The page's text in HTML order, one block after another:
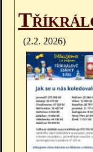
(2.2. 2026)